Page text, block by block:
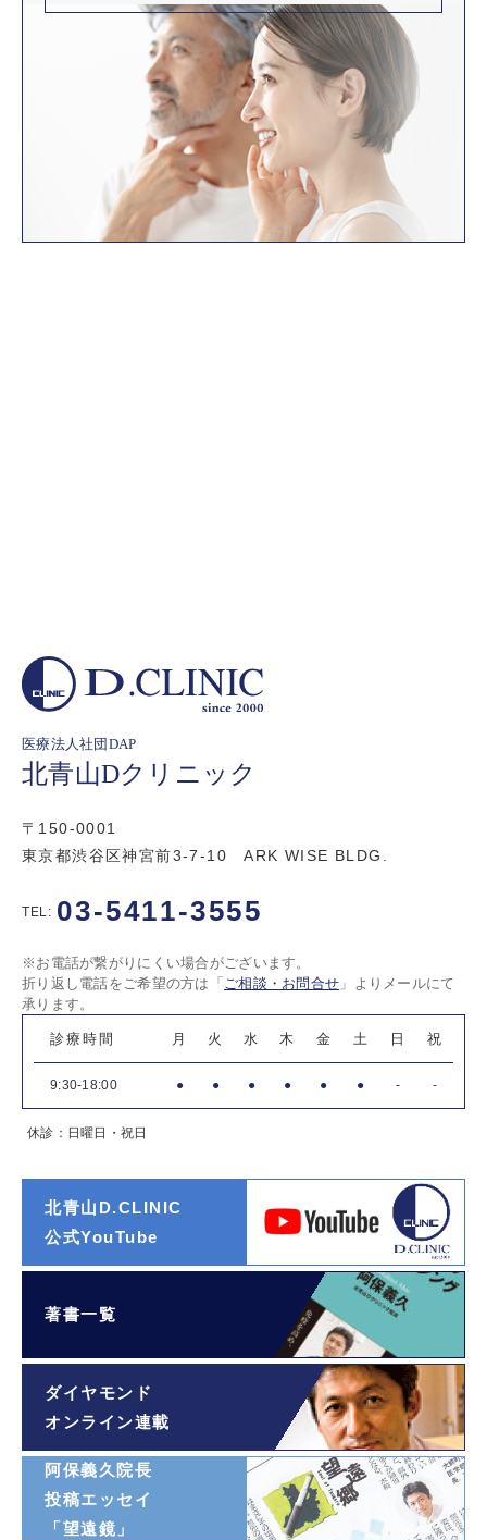
医療法人社団DAP
北青山Dクリニック
〒150-0001
東京都渋谷区神宮前3-7-10 ARK WISE BLDG.
TEL: 03-5411-3555
※お電話が繋がりにくい場合がございます。
折り返し電話をご希望の方は「 ご相談・お問合せ 」よりメールにて
承ります。
診療時間 月 火 水 木 金 土 日 祝
9:30-18:00 ● ● ● ● ● ● - -
休診：日曜日・祝日
北青山D.CLINIC
公式YouTube
著書一覧
ダイヤモンド
オンライン連載
阿保義久院長
投稿エッセイ
「望遠鏡」